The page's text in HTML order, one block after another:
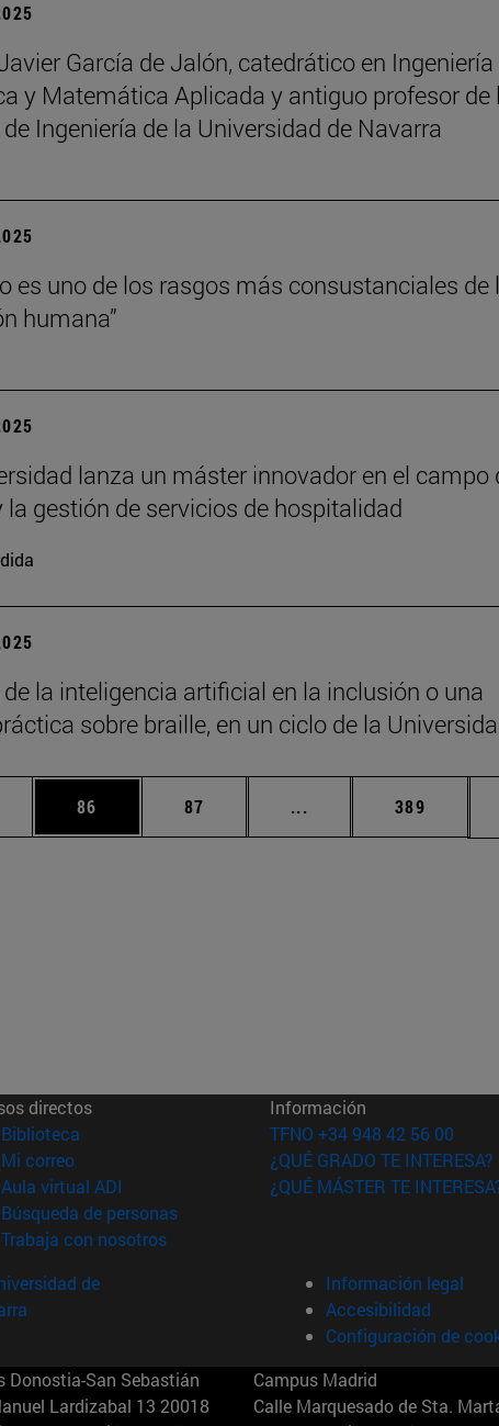
García de Jalón, catedrático en Ingeniería
y Matemática Aplicada y antiguo profesor de
Ingeniería de la Universidad de Navarra
es uno de los rasgos más consustanciales de
humana”
lanza un máster innovador en el campo
la gestión de servicios de hospitalidad
de la inteligencia artificial en la inclusión o una
sobre braille, en un ciclo de la
Use TAB para desplazarse.
Página
86 Página
87 ... Páginas intermedias
Página
389
directos
Biblioteca (abre en nueva ventana)
Mi correo(abre en nueva ventana)
Aula virtual ADI (abre en nueva ventana)
Búsqueda de personas(abre en nueva ventana)
Trabaja con nosotros(abre en nueva ventana)
Información
TFNO +34 948 42 56 00
¿QUÉ GRADO TE INTERESA?
¿QUÉ MÁSTER TE
de
Información legal
Accesibilidad
Configuración de
Donostia-San Sebastián
Lardizabal 13 20018
Campus Madrid
Calle Marquesado de Sta.